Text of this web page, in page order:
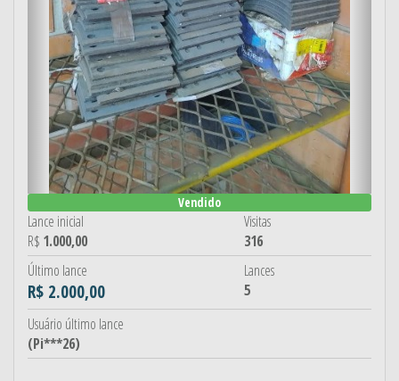
Vendido
Lance inicial
R$ 1.000,00
Visitas
316
Último lance
R$ 2.000,00
Lances
5
Usuário último lance
(Pi***26)